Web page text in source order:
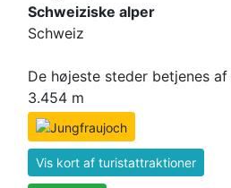
Schweiziske alper
Schweiz
De højeste steder betjenes
3.454 m
Vis kort af turistattraktioner